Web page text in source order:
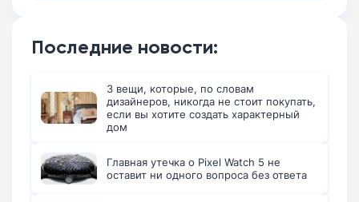
Последние новости:
3 вещи, которые, по словам
дизайнеров, никогда не стоит покупать,
если вы хотите создать характерный
дом
Главная утечка о Pixel Watch 5 не
оставит ни одного вопроса без ответа